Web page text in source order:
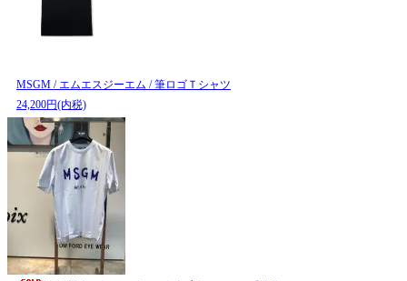
MSGM / エムエスジーエム / 筆ロゴＴシャツ
24,200円(内税)